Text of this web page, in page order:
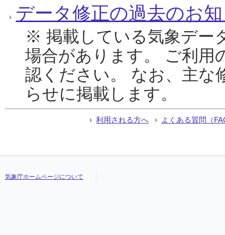
データ修正の過去のお
※ 掲載している気象デー
場合があります。 ご利用
認ください。 なお、主な
らせに掲載します。
利用される方へ よくある質問（
気象庁ホームページについて